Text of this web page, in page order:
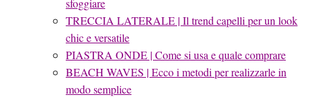
sfoggiare
TRECCIA LATERALE | Il trend capelli per un look
chic e versatile
PIASTRA ONDE | Come si usa e quale comprare
BEACH WAVES | Ecco i metodi per realizzarle in
modo semplice